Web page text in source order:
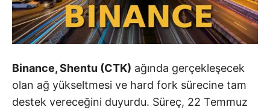
Binance, Shentu (CTK) ağında gerçekleşecek
olan ağ yükseltmesi ve hard fork sürecine tam
destek vereceğini duyurdu. Süreç, 22 Temmuz